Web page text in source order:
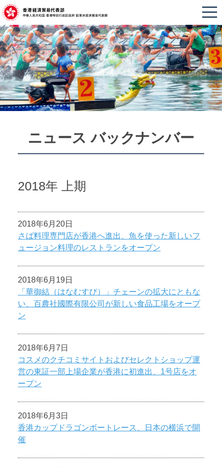
ニュース バックナンバー
2018年 上期
2018年6月20日
さば料理専門店が香港へ進出、魚を使った新しいフ
ュージョン料理のレストランをオープン
2018年6月19日
「華御結（はなむすび）」チェーンの拡大にともな
い、百農社國際有限公司が新しい食品工場をオープ
ン
2018年6月7日
コスメのクチコミサイトおよびセレクトショップ運
営の東証一部上場企業が香港に初進出、1号店をオ
ープン
2018年6月3日
香港カップドラゴンボートレース、日本の横浜で開
催